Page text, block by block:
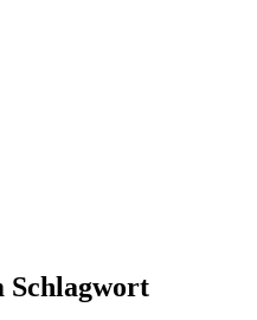
Schlagwort